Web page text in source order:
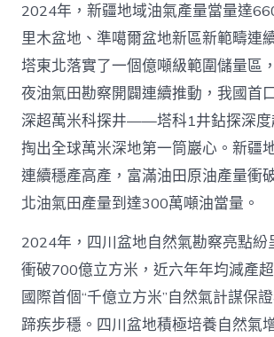
2024年，新疆地域油氣產量當量達
里木盆地、準噶爾盆地新區新範疇連
塔東北落實了一個億噸級範圍儲量區
夜油氣田勘察開闢連續推動，我國首
深超萬米科探井——塔科1井鉆探深度
掏出全球萬米深地第一筒巖心。新疆
連續穩產高產，富滿油田原油產量衝
北油氣田產量到達300萬噸油當量。
2024年，四川盆地自然氣勘察亮點紛
衝破700億立方米，近六年年均減產
國際首個“千億立方米”自然氣計謀保
蹄疾步穩。四川盆地積極培養自然氣